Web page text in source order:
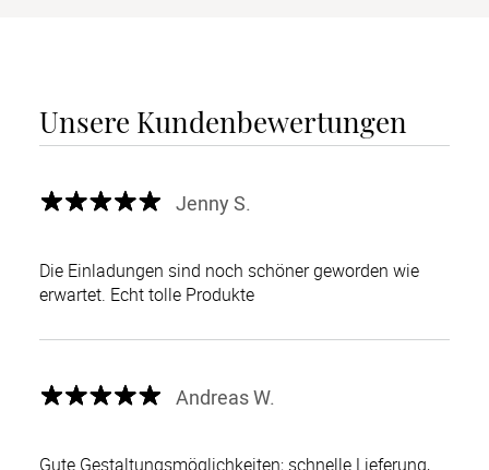
Unsere Kundenbewertungen
Jenny S.
Die Einladungen sind noch schöner geworden wie
erwartet. Echt tolle Produkte
Andreas W.
Gute Gestaltungsmöglichkeiten; schnelle Lieferung,